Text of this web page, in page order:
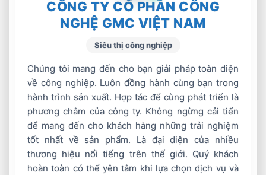
xuất gia công cơ khí, các
công ty thương mai kĩ
thuật trong và ngoài
nghiệp
– Có khả năng giao tiếp
và đọc viết bằng tiếng
Anh hoặc tiếng Nhật
– Thành thạo tin học văn
phòng (Word, Excel,
Power Point..), có khả
năng soạn báo giá, hồ sơ
kĩ thuật, thuyết minh
thông số kĩ thuật
– Có khả năng thuyết
CÔNG TY CỔ PHẦN CÔNG
NGHỆ GMC VIỆT NAM
Siêu thị công nghiệp
Chúng tôi mang đến cho bạn giải pháp toàn diện
về công nghiệp. Luôn đồng hành cùng bạn trong
hành trình sản xuất. Hợp tác để cùng phát triển là
phương châm của công ty. Không ngừng cải tiến
để mang đến cho khách hàng những trải nghiệm
tốt nhất về sản phẩm. Là đại diện của nhiều
thương hiệu nổi tiếng trên thế giới. Quý khách
hoàn toàn có thể yên tâm khi lựa chọn dịch vụ và